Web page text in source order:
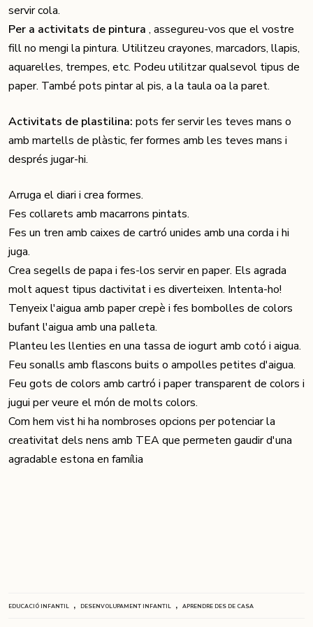
servir cola.
Per a activitats de pintura , assegureu-vos que el vostre
fill no mengi la pintura. Utilitzeu crayones, marcadors, llapis,
aquarel·les, trempes, etc. Podeu utilitzar qualsevol tipus de
paper. També pots pintar al pis, a la taula oa la paret.
Activitats de plastilina: pots fer servir les teves mans o
amb martells de plàstic, fer formes amb les teves mans i
després jugar-hi.
Arruga el diari i crea formes.
Fes collarets amb macarrons pintats.
Fes un tren amb caixes de cartró unides amb una corda i hi
juga.
Crea segells de papa i fes-los servir en paper. Els agrada
molt aquest tipus dactivitat i es diverteixen. Intenta-ho!
Tenyeix l'aigua amb paper crepè i fes bombolles de colors
bufant l'aigua amb una palleta.
Planteu les llenties en una tassa de iogurt amb cotó i aigua.
Feu sonalls amb flascons buits o ampolles petites d'aigua.
Feu gots de colors amb cartró i paper transparent de colors i
jugui per veure el món de molts colors.
Com hem vist hi ha nombroses opcions per potenciar la
creativitat dels nens amb TEA que permeten gaudir d'una
agradable estona en família
EDUCACIÓ INFANTIL , DESENVOLUPAMENT INFANTIL , APRENDRE DES DE CASA